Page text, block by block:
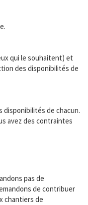
qui le souhaitent) et
des disponibilités de
de chacun.
avez des contraintes
pas de
de contribuer
chantiers de